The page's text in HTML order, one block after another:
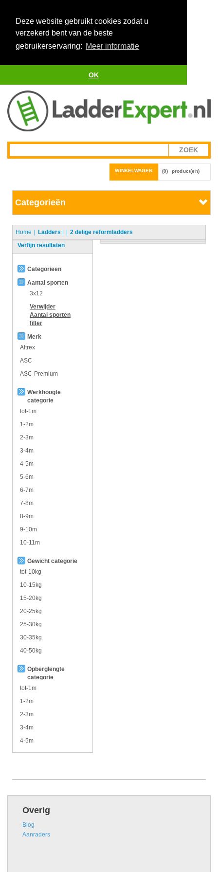
Deze website gebruikt cookies zodat u
verzekerd bent van de beste
gebruikerservaring: Meer informatie
OK
WINKELWAGEN (0) product(en)
Categorieën
Home Ladders |
2 delige reformladders
Verfijn resultaten
Categorieen
Aantal sporten
3x12
Verwijder
Aantal sporten
filter
Merk
Altrex
ASC
ASC-Premium
Werkhoogte
categorie
tot-1m
1-2m
2-3m
3-4m
4-5m
5-6m
6-7m
7-8m
8-9m
9-10m
10-11m
Gewicht categorie
tot-10kg
10-15kg
15-20kg
20-25kg
25-30kg
30-35kg
40-50kg
Opberglengte
categorie
tot-1m
1-2m
2-3m
3-4m
4-5m
Overig
Blog
Aanraders